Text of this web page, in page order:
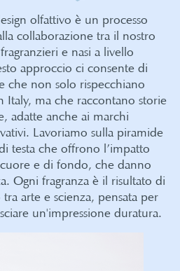
olfattivo è un processo
collaborazione tra il nostro
e nasi a livello
approccio ci consente di
che non solo rispecchiano
Italy, ma che raccontano storie
adatte anche ai marchi
Lavoriamo sulla piramide
testa che offrono l’impatto
e di fondo, che danno
Ogni fragranza è il risultato di
arte e scienza, pensata per
un'impressione duratura.